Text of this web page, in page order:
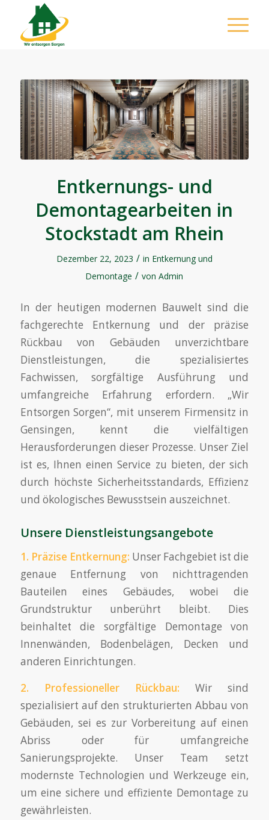
Entkernungs- und
Demontagearbeiten in
Stockstadt am Rhein
Dezember 22, 2023 / in Entkernung und
Demontage / vonAdmin
In der heutigen modernen Bauwelt sind die
fachgerechte Entkernung und der präzise
Rückbau von Gebäuden unverzichtbare
Dienstleistungen, die spezialisiertes
Fachwissen, sorgfältige Ausführung und
umfangreiche Erfahrung erfordern. „Wir
Entsorgen Sorgen“, mit unserem Firmensitz in
Gensingen, kennt die vielfältigen
Herausforderungen dieser Prozesse. Unser Ziel
ist es, Ihnen einen Service zu bieten, der sich
durch höchste Sicherheitsstandards, Effizienz
und ökologisches Bewusstsein auszeichnet.
Unsere Dienstleistungsangebote
1. Präzise Entkernung: Unser Fachgebiet ist die
genaue Entfernung von nichttragenden
Bauteilen eines Gebäudes, wobei die
Grundstruktur unberührt bleibt. Dies
beinhaltet die sorgfältige Demontage von
Innenwänden, Bodenbelägen, Decken und
anderen Einrichtungen.
2. ProfessionellerRückbau: Wir sind
spezialisiert auf den strukturierten Abbau von
Gebäuden, sei es zur Vorbereitung auf einen
Abriss oder für umfangreiche
Sanierungsprojekte. Unser Team setzt
modernste Technologien und Werkzeuge ein,
um eine sichere und effiziente Demontage zu
gewährleisten.